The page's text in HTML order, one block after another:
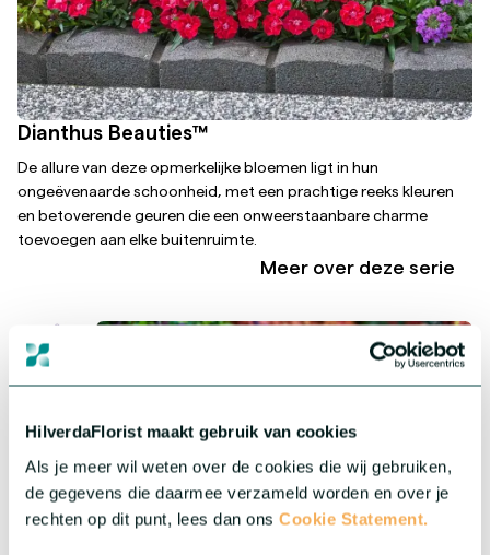
HilverdaFlorist maakt gebruik van cookies
Als je meer wil weten over de cookies die wij gebruiken,
de gegevens die daarmee verzameld worden en over je
rechten op dit punt, lees dan ons Cookie Statement.
Dianthus Beauties™
De allure van deze opmerkelijke bloemen ligt in hun
ongeëvenaarde schoonheid, met een prachtige reeks kleuren
en betoverende geuren die een onweerstaanbare charme
toevoegen aan elke buitenruimte.
Meer over deze serie